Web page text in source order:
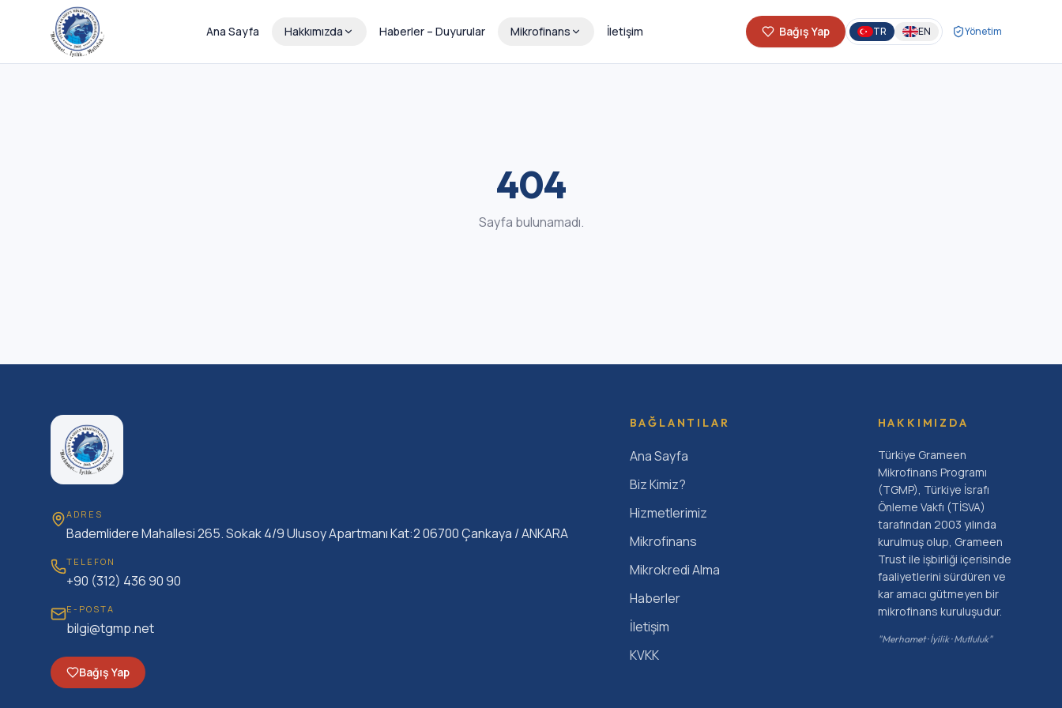
Ana Sayfa Hakkımızda Haberler – Duyurular Mikrofinans İletişim Bağış Yap TR EN Yönetim
404
Sayfa bulunamadı.
ADRES
Bademlidere Mahallesi 265. Sokak 4/9 Ulusoy Apartmanı Kat:2 06700 Çankaya / ANKARA
TELEFON
+90 (312) 436 90 90
E-POSTA
bilgi@tgmp.net
Bağış Yap
BAĞLANTILAR
Ana Sayfa
Biz Kimiz?
Hizmetlerimiz
Mikrofinans
Mikrokredi Alma
Haberler
İletişim
KVKK
HAKKIMIZDA
Türkiye Grameen
Mikrofinans Programı
(TGMP), Türkiye İsrafı
Önleme Vakfı (TİSVA)
tarafından 2003 yılında
kurulmuş olup, Grameen
Trust ile işbirliği içerisinde
faaliyetlerini sürdüren ve
kar amacı gütmeyen bir
mikrofinans kuruluşudur.
"Merhamet · İyilik · Mutluluk"